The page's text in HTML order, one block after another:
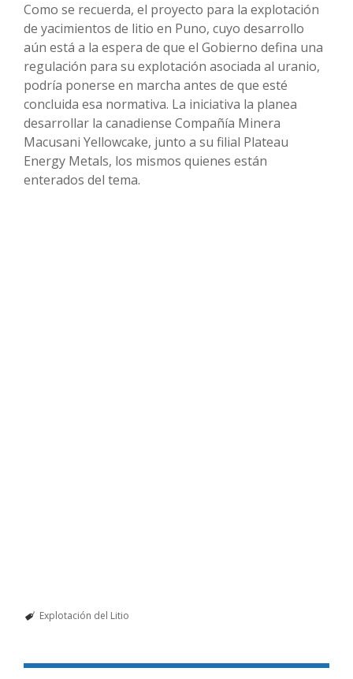
Como se recuerda, el proyecto para la explotación
de yacimientos de litio en Puno, cuyo desarrollo
aún está a la espera de que el Gobierno defina una
regulación para su explotación asociada al uranio,
podría ponerse en marcha antes de que esté
concluida esa normativa. La iniciativa la planea
desarrollar la canadiense Compañía Minera
Macusani Yellowcake, junto a su filial Plateau
Energy Metals, los mismos quienes están
enterados del tema.
Explotación del Litio